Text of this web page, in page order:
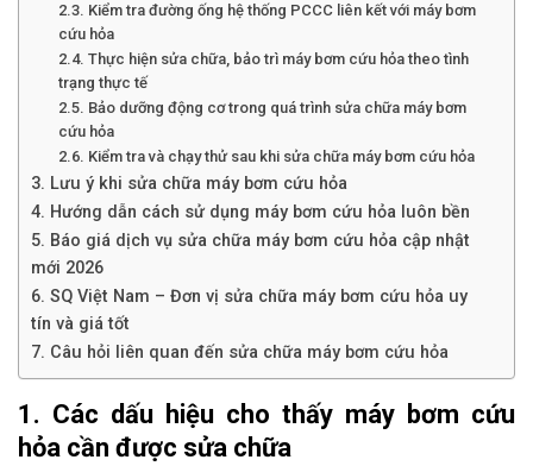
2.3. Kiểm tra đường ống hệ thống PCCC liên kết với máy bơm
cứu hỏa
2.4. Thực hiện sửa chữa, bảo trì máy bơm cứu hỏa theo tình
trạng thực tế
2.5. Bảo dưỡng động cơ trong quá trình sửa chữa máy bơm
cứu hỏa
2.6. Kiểm tra và chạy thử sau khi sửa chữa máy bơm cứu hỏa
3. Lưu ý khi sửa chữa máy bơm cứu hỏa
4. Hướng dẫn cách sử dụng máy bơm cứu hỏa luôn bền
5. Báo giá dịch vụ sửa chữa máy bơm cứu hỏa cập nhật
mới 2026
6. SQ Việt Nam – Đơn vị sửa chữa máy bơm cứu hỏa uy
tín và giá tốt
7. Câu hỏi liên quan đến sửa chữa máy bơm cứu hỏa
1. Các dấu hiệu cho thấy máy bơm cứu
hỏa cần được sửa chữa